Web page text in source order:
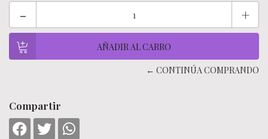
- +
← CONTINÚA COMPRANDO
Compartir